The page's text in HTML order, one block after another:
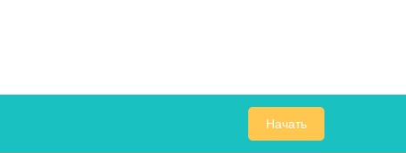
Начать